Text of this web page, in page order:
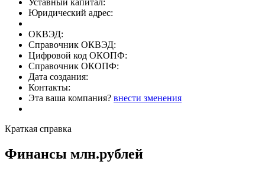
Юридический адрес:
ОКВЭД:
Справочник ОКВЭД:
Цифровой код ОКОПФ:
Справочник ОКОПФ:
Дата создания:
Контакты:
Эта ваша компания? внести зменения
Краткая справка
Финансы млн.рублей